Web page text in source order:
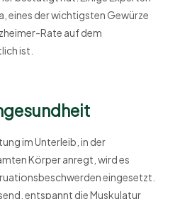
eines der wichtigsten Gewürze
Rate auf dem
ist.
im Unterleib, in der
Körper anregt, wird es
eingesetzt.
entspannt die Muskulatur